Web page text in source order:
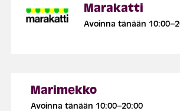
Marakatti
Avoinna tänään
Marimekko
Avoinna tänään 10:00–20:00